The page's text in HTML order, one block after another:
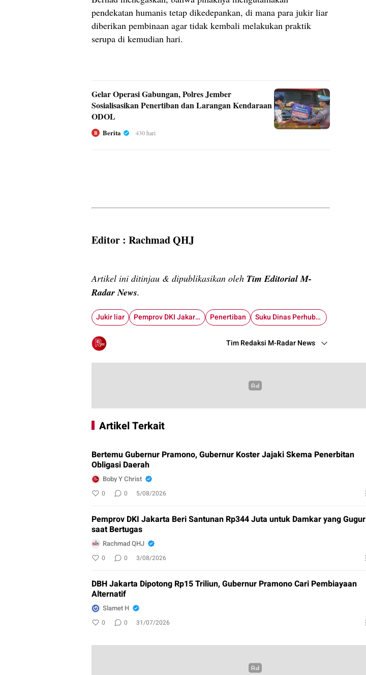
pendekatan humanis tetap dikedepankan, di mana para jukir liar
diberikan pembinaan agar tidak kembali melakukan praktik
serupa di kemudian hari.
Gelar Operasi Gabungan, Polres Jember
Sosialisasikan Penertiban dan Larangan Kendaraan
ODOL
B Berita 430 hari
Editor : Rachmad QHJ
Artikel ini ditinjau & dipublikasikan oleh Tim Editorial M-
Radar News.
Jukir liar Pemprov DKI Jakarta Penertiban Suku Dinas Perhubungan Jaksel
Tim Redaksi M-Radar News
Artikel Terkait
Bertemu Gubernur Pramono, Gubernur Koster Jajaki Skema Penerbitan
Obligasi Daerah
Boby Y Christ
0 0 5/08/2026
Pemprov DKI Jakarta Beri Santunan Rp344 Juta untuk Damkar yang Gugur
saat Bertugas
Rachmad QHJ
0 0 3/08/2026
DBH Jakarta Dipotong Rp15 Triliun, Gubernur Pramono Cari Pembiayaan
Alternatif
Slamet H
0 0 31/07/2026